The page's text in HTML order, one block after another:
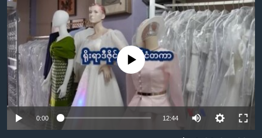
ရန်
ပင်မ
အ
ညွန်း
စာမျက်နှာ
သို့
ကျော်
ကြည့်
မကြေးမုံရဲ့ အင်္ဂလိပ်စာ
ရုပ်ရှင်ထဲက အင်္ဂလိပ်စာ
သုတပဒေသာ အင်္ဂလိပ်စာ
ရေဒီယိုနှင့်ရုပ်သံ အချက်အလက်များ
ရေဒီယို/တီဗွီအစီအစဉ်
Learning English
ဗွီအိုအေ လူမှုကွန်ယက်များ
No media source currently available
0:00 12:44